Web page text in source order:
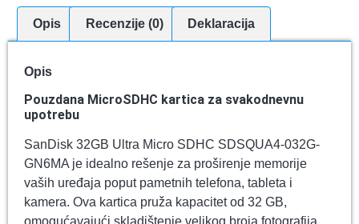
Opis Recenzije (0) Deklaracija
Opis
Pouzdana MicroSDHC kartica za svakodnevnu
upotrebu
SanDisk 32GB Ultra Micro SDHC SDSQUA4-032G-
GN6MA je idealno rešenje za proširenje memorije
vaših uređaja poput pametnih telefona, tableta i
kamera. Ova kartica pruža kapacitet od 32 GB,
omogućavajući skladištenje velikog broja fotografija,